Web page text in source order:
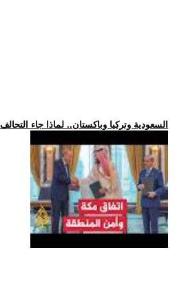
.. السعودية وتركيا وباكستان.. لماذا جاء